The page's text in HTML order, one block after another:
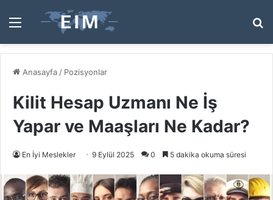
Menü
...
Anasayfa / Pozisyonlar
Kilit Hesap Uzmanı Ne İş
Yapar ve Maaşları Ne Kadar?
En İyi Meslekler 9 Eylül 2025 0 5 dakika okuma süresi